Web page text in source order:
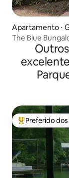
Apartamento ⋅
The Blue
Entre os
Preferido